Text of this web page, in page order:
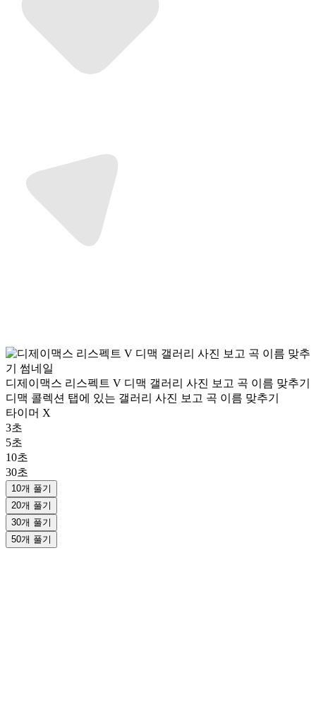
디제이맥스 리스펙트 V 디맥 갤러리 사진 보고 곡 이름 맞추기
디맥 콜렉션 탭에 있는 갤러리 사진 보고 곡 이름 맞추기
타이머 X
3초
5초
10초
30초
10개 풀기
20개 풀기
30개 풀기
50개 풀기